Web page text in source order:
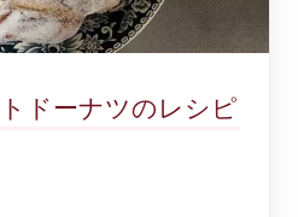
ドーナツのレシピ